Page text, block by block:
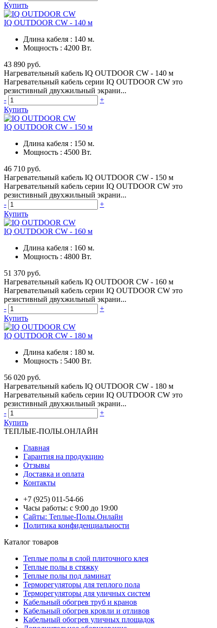
Купить
IQ OUTDOOR CW - 140 м
Длина кабеля : 140 м.
Мощность : 4200 Вт.
43 890 руб.
Нагревательный кабель IQ OUTDOOR CW - 140 м
Нагревательный кабель серии IQ OUTDOOR CW это
резистивный двухжильный экрани...
-
+
Купить
IQ OUTDOOR CW - 150 м
Длина кабеля : 150 м.
Мощность : 4500 Вт.
46 710 руб.
Нагревательный кабель IQ OUTDOOR CW - 150 м
Нагревательный кабель серии IQ OUTDOOR CW это
резистивный двухжильный экрани...
-
+
Купить
IQ OUTDOOR CW - 160 м
Длина кабеля : 160 м.
Мощность : 4800 Вт.
51 370 руб.
Нагревательный кабель IQ OUTDOOR CW - 160 м
Нагревательный кабель серии IQ OUTDOOR CW это
резистивный двухжильный экрани...
-
+
Купить
IQ OUTDOOR CW - 180 м
Длина кабеля : 180 м.
Мощность : 5400 Вт.
56 020 руб.
Нагревательный кабель IQ OUTDOOR CW - 180 м
Нагревательный кабель серии IQ OUTDOOR CW это
резистивный двухжильный экрани...
-
+
Купить
ТЕПЛЫЕ-ПОЛЫ.ОНЛАЙН
Главная
Гарантия на продукцию
Отзывы
Доставка и оплата
Контакты
+7 (925) 011-54-66
Часы работы: с 9:00 до 19:00
Сайты: Теплые-Полы.Онлайн
Политика конфиденциальности
Каталог товаров
Теплые полы в слой плиточного клея
Теплые полы в стяжку
Теплые полы под ламинат
Терморегуляторы для теплого пола
Терморегуляторы для уличных систем
Кабельный обогрев труб и кранов
Кабельный обогрев кровли и отливов
Кабельный обогрев уличных площадок